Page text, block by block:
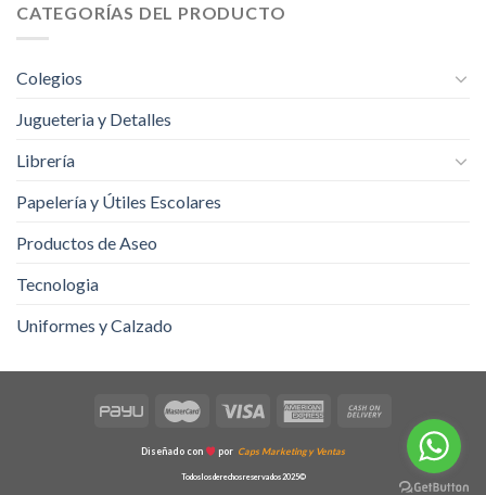
CATEGORÍAS DEL PRODUCTO
Colegios
Jugueteria y Detalles
Librería
Papelería y Útiles Escolares
Productos de Aseo
Tecnologia
Uniformes y Calzado
Diseñado con por Caps Marketing y Ventas
Todos los derechos reservados 2025©